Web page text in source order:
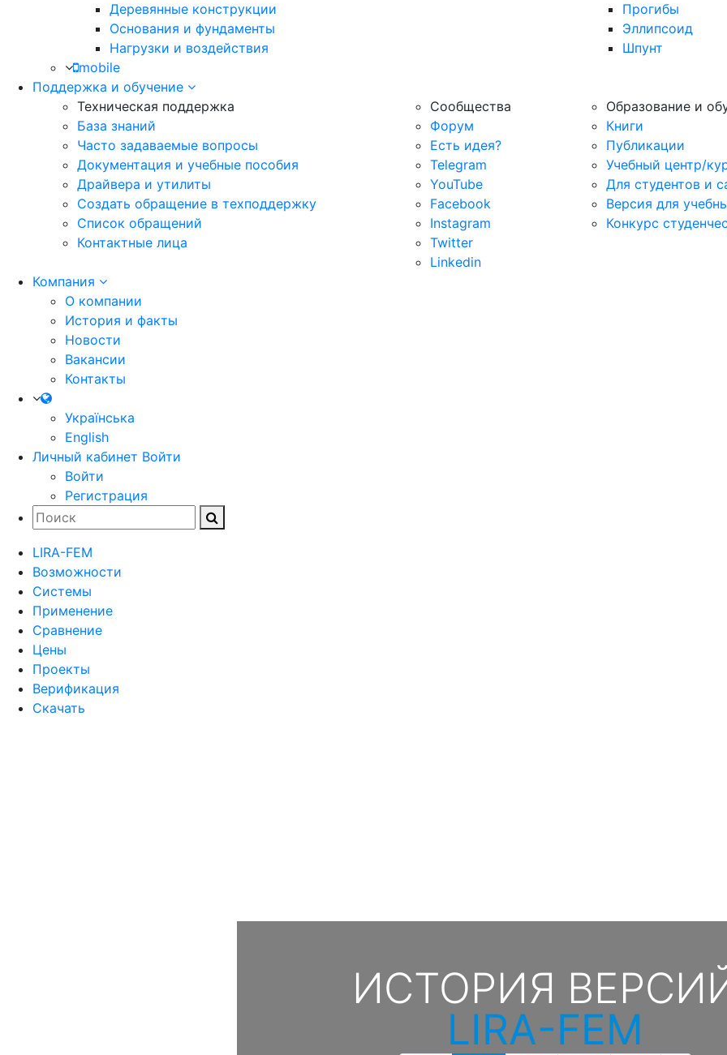
Деревянные конструкции
Основания и фундаменты
Нагрузки и воздействия
Прогибы
Эллипсоид
Шпунт
mobile
Поддержка и обучение
Техническая поддержка
База знаний
Часто задаваемые вопросы
Документация и учебные пособия
Драйвера и утилиты
Создать обращение в техподдержку
Список обращений
Контактные лица
Сообщества
Форум
Есть идея?
Telegram
YouTube
Facebook
Instagram
Twitter
Linkedin
Образование и
Книги
Публикации
Учебный центр/
Для студентов и
Версия для
Конкурс
Компания
О компании
История и факты
Новости
Вакансии
Контакты
Українська
English
Личный кабинет Войти
Войти
Регистрация
LIRA-FEM
Возможности
Cистемы
Применение
Сравнение
Цены
Проекты
Верификация
Скачать
ИСТОРИЯ
LIRA-FEM